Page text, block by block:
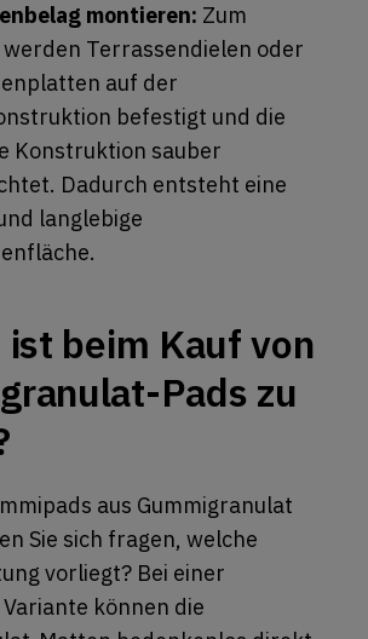
montieren: Zum
werden Terrassendielen oder
auf der
befestigt und die
Konstruktion sauber
Dadurch entsteht eine
langlebige
ist beim Kauf von
Pads zu
aus Gummigranulat
Sie sich fragen, welche
vorliegt? Bei einer
können die